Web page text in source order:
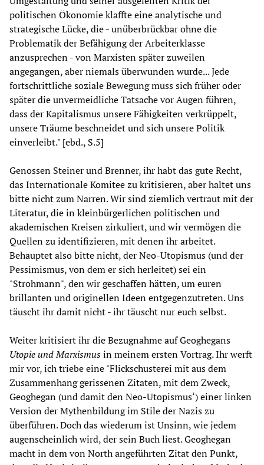
politischen Ökonomie klaffte eine analytische und
strategische Lücke, die - unüberbrückbar ohne die
Problematik der Befähigung der Arbeiterklasse
anzusprechen - von Marxisten später zuweilen
angegangen, aber niemals überwunden wurde... Jede
fortschrittliche soziale Bewegung muss sich früher oder
später die unvermeidliche Tatsache vor Augen führen,
dass der Kapitalismus unsere Fähigkeiten verkrüppelt,
unsere Träume beschneidet und sich unsere Politik
einverleibt." [ebd., S.5]
Genossen Steiner und Brenner, ihr habt das gute Recht,
das Internationale Komitee zu kritisieren, aber haltet uns
bitte nicht zum Narren. Wir sind ziemlich vertraut mit der
Literatur, die in kleinbürgerlichen politischen und
akademischen Kreisen zirkuliert, und wir vermögen die
Quellen zu identifizieren, mit denen ihr arbeitet.
Behauptet also bitte nicht, der Neo-Utopismus (und der
Pessimismus, von dem er sich herleitet) sei ein
"Strohmann", den wir geschaffen hätten, um euren
brillanten und originellen Ideen entgegenzutreten. Uns
täuscht ihr damit nicht - ihr täuscht nur euch selbst.
Weiter kritisiert ihr die Bezugnahme auf Geoghegans
Utopie und Marxismusin meinem ersten Vortrag. Ihr werft
mir vor, ich triebe eine "Flickschusterei mit aus dem
Zusammenhang gerissenen Zitaten, mit dem Zweck,
Geoghegan (und damit den Neo-Utopismus‘) einer linken
Version der Mythenbildung im Stile der Nazis zu
überführen. Doch das wiederum ist Unsinn, wie jedem
augenscheinlich wird, der sein Buch liest. Geoghegan
macht in dem von North angeführten Zitat den Punkt,